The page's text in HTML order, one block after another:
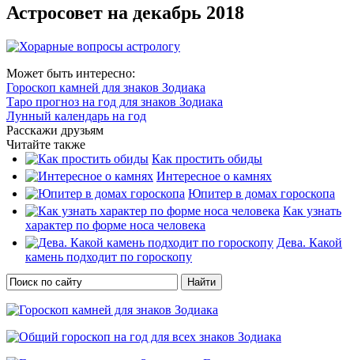
Астросовет на декабрь 2018
Может быть интересно:
Гороскоп камней для знаков Зодиака
Таро прогноз на год для знаков Зодиака
Лунный календарь на год
Расскажи друзьям
Читайте также
Как простить обиды
Интересное о камнях
Юпитер в домах гороскопа
Как узнать
характер по форме носа человека
Дева. Какой
камень подходит по гороскопу
Форма поиска